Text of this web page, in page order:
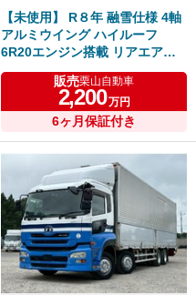
【未使用】 R８年 融雪仕様 4軸
アルミウイング ハイルーフ
6R20エンジン搭載 リアエアサ
ス アルミホイール シフトパイロ
ット ふそうスーパーグレート 車
販売栗山自動車
2,200万円
6ヶ月保証付き